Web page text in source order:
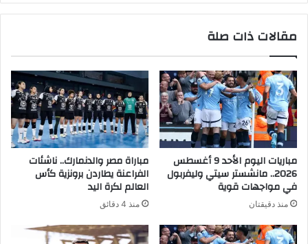
مقالات ذات صلة
مباريات اليوم الأحد 9 أغسطس
2026.. مانشستر سيتي وليفربول
في مواجهات قوية
منذ دقيقتان
مباراة مصر والدنمارك.. ناشئات
الفراعنة يطاردن برونزية كأس
العالم لكرة اليد
منذ 4 دقائق